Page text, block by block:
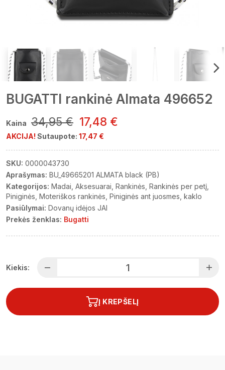
BUGATTI rankinė Almata 496652
Kaina 34,95 € 17,48 €
AKCIJA! Sutaupote: 17,47 €
SKU: 0000043730
Aprašymas: BU_49665201 ALMATA black (PB)
Kategorijos: Madai Aksesuarai Rankinės Rankinės per petį
Piniginės Moteriškos rankinės Piniginės ant juosmes, kaklo
Pasiūlymai: Dovanų idėjos JAI
Prekės ženklas: Bugatti
Kiekis:
Į KREPŠELĮ